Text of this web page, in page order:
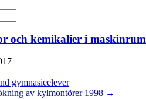
och kemikalier i maskinrum
gymnasieelever
av kylmontörer 1998 →